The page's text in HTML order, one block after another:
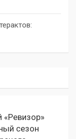
«Ревизор»
сезон